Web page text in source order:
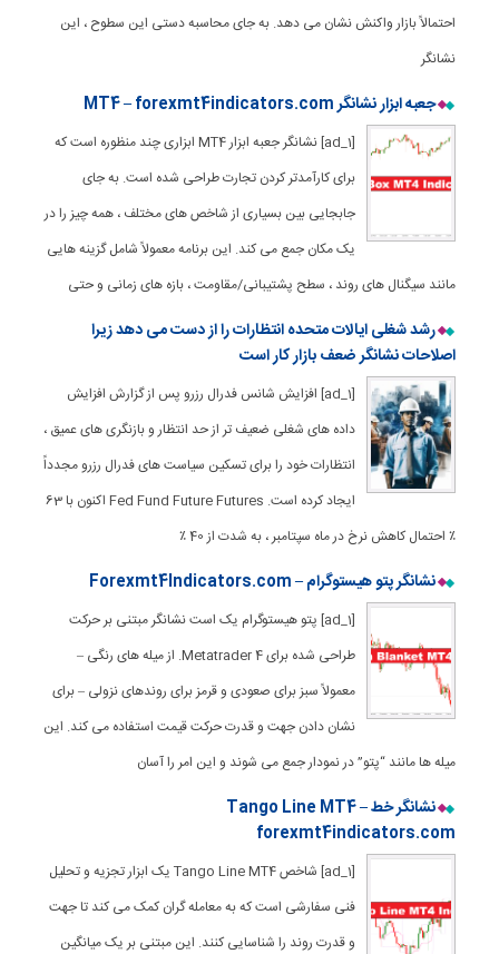
احتمالاً بازار واکنش نشان می دهد. به جای محاسبه دستی این سطوح ، این
نشانگر
جعبه ابزار نشانگر MT4 – forexmt4indicators.com
[ad_1] نشانگر جعبه ابزار MT4 ابزاری چند منظوره است که
برای کارآمدتر کردن تجارت طراحی شده است. به جای
جابجایی بین بسیاری از شاخص های مختلف ، همه چیز را در
یک مکان جمع می کند. این برنامه معمولاً شامل گزینه هایی
مانند سیگنال های روند ، سطح پشتیبانی/مقاومت ، بازه های زمانی و حتی
رشد شغلی ایالات متحده انتظارات را از دست می دهد زیرا
اصلاحات نشانگر ضعف بازار کار است
[ad_1] افزایش شانس فدرال رزرو پس از گزارش افزایش
داده های شغلی ضعیف تر از حد انتظار و بازنگری های عمیق ،
انتظارات خود را برای تسکین سیاست های فدرال رزرو مجدداً
ایجاد کرده است. Fed Fund Future Futures اکنون با 63
٪ احتمال کاهش نرخ در ماه سپتامبر ، به شدت از 40 ٪
نشانگر پتو هیستوگرام – Forexmt4Indicators.com
[ad_1] پتو هیستوگرام یک است نشانگر مبتنی بر حرکت
طراحی شده برای Metatrader 4. از میله های رنگی –
معمولاً سبز برای صعودی و قرمز برای روندهای نزولی – برای
نشان دادن جهت و قدرت حرکت قیمت استفاده می کند. این
میله ها مانند “پتو” در نمودار جمع می شوند و این امر را آسان
نشانگر خط Tango Line MT4 –
forexmt4indicators.com
[ad_1] شاخص Tango Line MT4 یک ابزار تجزیه و تحلیل
فنی سفارشی است که به معامله گران کمک می کند تا جهت
و قدرت روند را شناسایی کنند. این مبتنی بر یک میانگین